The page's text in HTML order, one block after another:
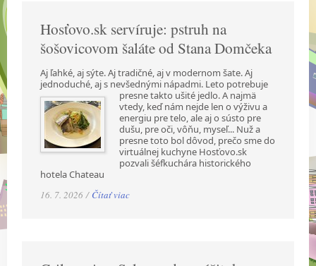
Hosťovo.sk servíruje: pstruh na
šošovicovom šaláte od Stana Domčeka
Aj ľahké, aj sýte. Aj tradičné, aj v modernom šate. Aj
jednoduché, aj s nevšednými nápadmi. Leto potrebuje
presne takto ušité jedlo. A najmä
vtedy, keď nám nejde len o výživu a
energiu pre telo, ale aj o sústo pre
dušu, pre oči, vôňu, myseľ... Nuž a
presne toto bol dôvod, prečo sme do
virtuálnej kuchyne Hosťovo.sk
pozvali šéfkuchára historického
hotela Chateau
16. 7. 2026 / Čítať viac